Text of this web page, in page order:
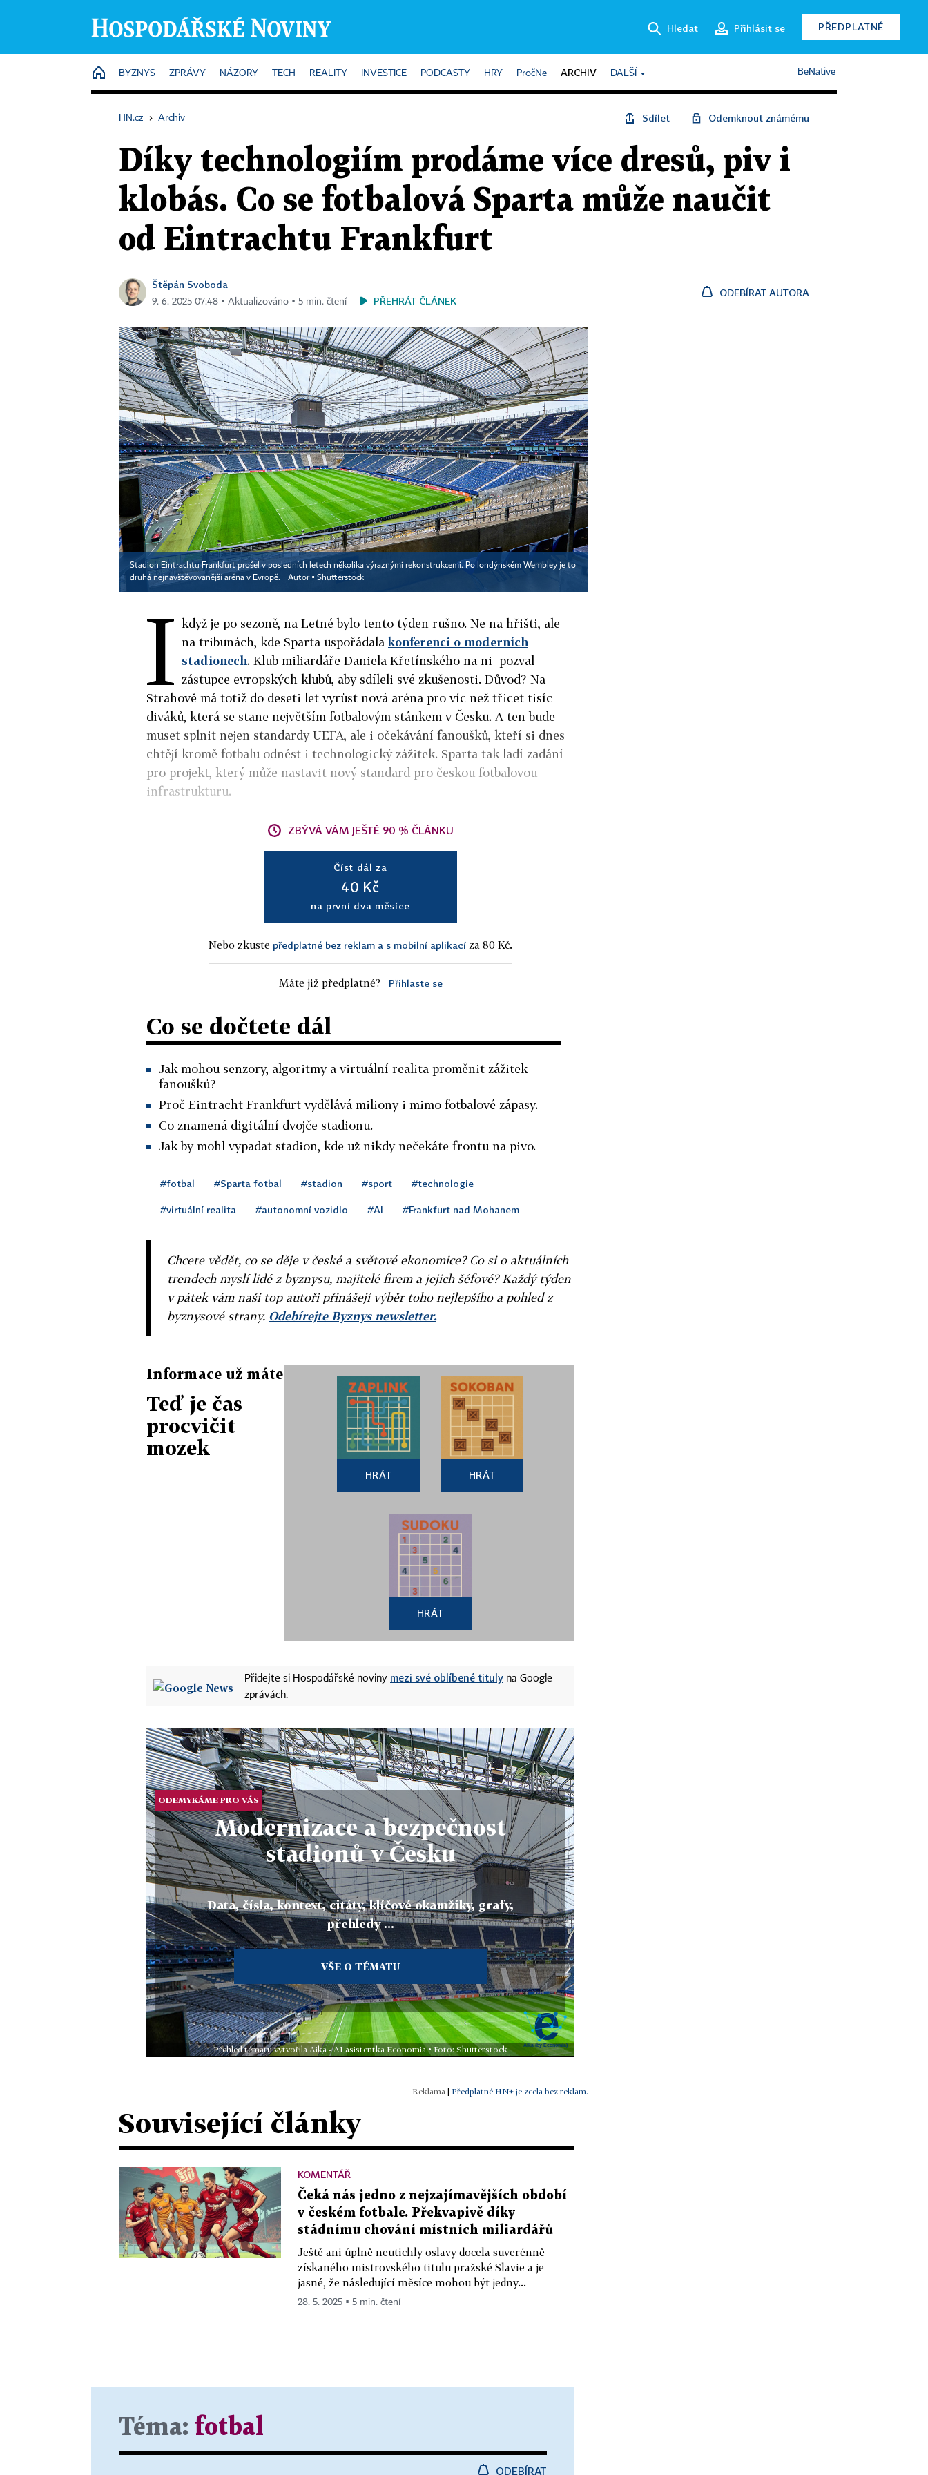
Hledat Přihlásit se PŘEDPLATNÉ
HOME
BYZNYS ZPRÁVY NÁZORY TECH REALITY INVESTICE PODCASTY HRY PročNe ARCHIV DALŠÍ BeNative
HN.cz › Archiv Sdílet Odemknout známému
Díky technologiím prodáme více dresů, piv i
klobás. Co se fotbalová Sparta může naučit
od Eintrachtu Frankfurt
Štěpán Svoboda
9. 6. 2025 07:48 ▪ Aktualizováno ▪ 5 min. čtení PŘEHRÁT ČLÁNEK
ODEBÍRAT AUTORA
Stadion Eintrachtu Frankfurt prošel v posledních letech několika výraznými rekonstrukcemi. Po londýnském Wembley je to
druhá nejnavštěvovanější aréna v Evropě.
Autor ▪ Shutterstock
I když je po sezoně, na Letné bylo tento týden rušno. Ne na hřišti, ale
na tribunách, kde Sparta uspořádalakonferenci o moderních
stadionech. Klub miliardáře Daniela Křetínského na ni pozval
zástupce evropských klubů, aby sdíleli své zkušenosti. Důvod? Na
Strahově má totiž do deseti let vyrůst nová aréna pro víc než třicet tisíc
diváků, která se stane největším fotbalovým stánkem v Česku. A ten bude
muset splnit nejen standardy UEFA, ale i očekávání fanoušků, kteří si dnes
chtějí kromě fotbalu odnést i technologický zážitek. Sparta tak ladí zadání
pro projekt, který může nastavit nový standard pro českou fotbalovou
infrastrukturu.
ZBÝVÁ VÁM JEŠTĚ 90 % ČLÁNKU
Číst dál za
40 Kč
na první dva měsíce
Nebo zkuste předplatné bez reklam a s mobilní aplikací za 80 Kč.
Máte již předplatné? Přihlaste se
Co se dočtete dál
Jak mohou senzory, algoritmy a virtuální realita proměnit zážitek
fanoušků?
Proč Eintracht Frankfurt vydělává miliony i mimo fotbalové zápasy.
Co znamená digitální dvojče stadionu.
Jak by mohl vypadat stadion, kde už nikdy nečekáte frontu na pivo.
#fotbal #Sparta fotbal #stadion #sport #technologie
#virtuální realita #autonomní vozidlo #AI #Frankfurt nad Mohanem
Chcete vědět, co se děje v české a světové ekonomice? Co si o aktuálních
trendech myslí lidé z byznysu, majitelé firem a jejich šéfové? Každý týden
v pátek vám naši top autoři přinášejí výběr toho nejlepšího a pohled z
byznysové strany. Odebírejte Byznys newsletter.
Informace už máte
Teď je čas
procvičit
mozek
HRÁT HRÁT
HRÁT
Přidejte si Hospodářské noviny mezi své oblíbené tituly na Google
zprávách.
ODEMYKÁME PRO VÁS
Modernizace a bezpečnost
stadionů v Česku
Data, čísla, kontext, citáty, klíčové okamžiky, grafy,
přehledy ...
VŠE O TÉMATU
Přehled tématu vytvořila Aika - AI asistentka Economia • Foto: Shutterstock
Předplatné HN+ je zcela bez reklam.
Související články
KOMENTÁŘ
Čeká nás jedno z nejzajímavějších období
v českém fotbale. Překvapivě díky
stádnímu chování místních miliardářů
Ještě ani úplně neutichly oslavy docela suverénně
získaného mistrovského titulu pražské Slavie a je
jasné, že následující měsíce mohou být jedny...
28. 5. 2025 ▪ 5 min. čtení
Téma: fotbal
ODEBÍRAT